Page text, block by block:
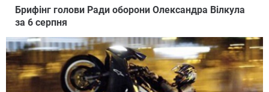
Брифінг голови Ради оборони Олександра Вілкула
за 6 серпня